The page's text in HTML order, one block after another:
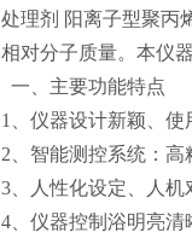
处理剂 阳离子型聚丙
相对分子质量。本仪
一、主要功能特点
1、仪器设计新颖、使
2、智能测控系统：高
3、人性化设定、人机
4、仪器控制浴明亮清